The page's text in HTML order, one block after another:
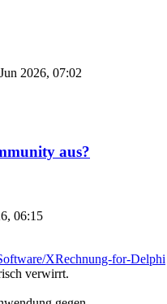
2026, 07:02
aus?
06:15
XRechnung-for-Delphi
verwirrt.